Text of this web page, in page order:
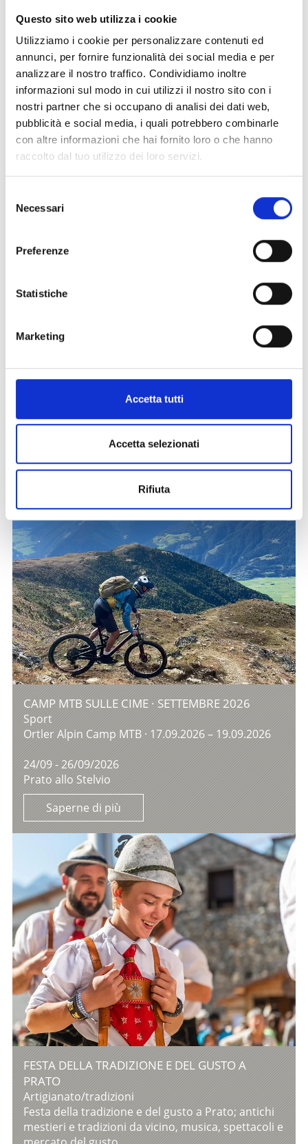
Questo sito web utilizza i cookie
Utilizziamo i cookie per personalizzare contenuti ed
annunci, per fornire funzionalità dei social media e per
analizzare il nostro traffico. Condividiamo inoltre
informazioni sul modo in cui utilizzi il nostro sito con i
nostri partner che si occupano di analisi dei dati web,
pubblicità e social media, i quali potrebbero combinarle
con altre informazioni che hai fornito loro o che hanno
raccolto dal tuo utilizzo dei loro servizi.
delNecessari
Preferenze
Statistiche
Marketing
Accetta tutti
Accetta selezionati
Rifiuta
ORTLER ALPIN CAMP MTB
Ortler Alpin Camp MTB · 17.09.2026 – 19.09.2026
Prato allo Stelvio
Saperne di più
CAMP MTB SULLE CIME · SETTEMBRE 2026
Sport
Ortler Alpin Camp MTB · 17.09.2026 – 19.09.2026
24/09 - 26/09/2026
Prato allo Stelvio
Saperne di più
FESTA DELLA TRADIZIONE E DEL GUSTO A
PRATO
Artigianato/tradizioni
Festa della tradizione e del gusto a Prato; antichi
mestieri e tradizioni da vicino, musica, spettacoli e